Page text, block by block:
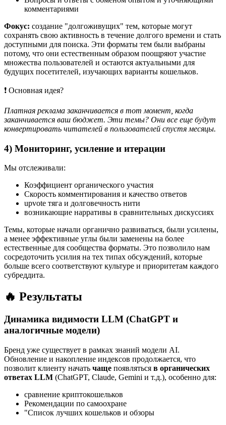
комментариями
Фокус: создание "долгоживущих" тем, которые могут
сохранять свою активность в течение долгого времени и стать
доступными для поиска. Эти форматы тем были выбраны
потому, что они естественным образом поощряют участие
множества пользователей и остаются актуальными для
будущих посетителей, изучающих варианты кошельков.
❗ Основная идея?
Платная реклама заканчивается в тот момент, когда
заканчивается ваш бюджет. Эти темы? Они все еще будут
конвертировать читателей в пользователей спустя месяцы.
4) Мониторинг, усиление и итерации
Мы отслеживали:
Коэффициент органического участия
Скорость комментирования и качество ответов
upvote тяга и долговечность нити
возникающие нарративы в сравнительных дискуссиях
Темы, которые начали органично развиваться, были усилены,
а менее эффективные углы были заменены на более
естественные для сообщества форматы. Это позволило нам
сосредоточить усилия на тех типах обсуждений, которые
больше всего соответствуют культуре и приоритетам каждого
субреддита.
🔥 Результаты
Динамика видимости LLM (ChatGPT и
аналогичные модели)
Бренд уже существует в рамках знаний модели AI.
Обновление и накопление индексов продолжается, что
позволит клиенту начать чаще появляться в органических
ответах LLM (ChatGPT, Claude, Gemini и т.д.), особенно для:
сравнение криптокошельков
Рекомендации по самоохране
"Список лучших кошельков и обзоры